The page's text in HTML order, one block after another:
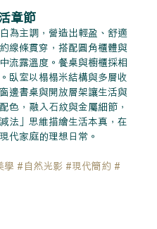
章節
為主調，營造出輕盈、舒適
線條貫穿，搭配圓角櫃體與
流露溫度。餐桌與櫥櫃採相
臥室以榻榻米結構與多層收
邊書桌與開放層架讓生活與
色，融入石紋與金屬細節，
法」思維描繪生活本真，在
代家庭的理想日常。
學 #自然光影 #現代簡約 #